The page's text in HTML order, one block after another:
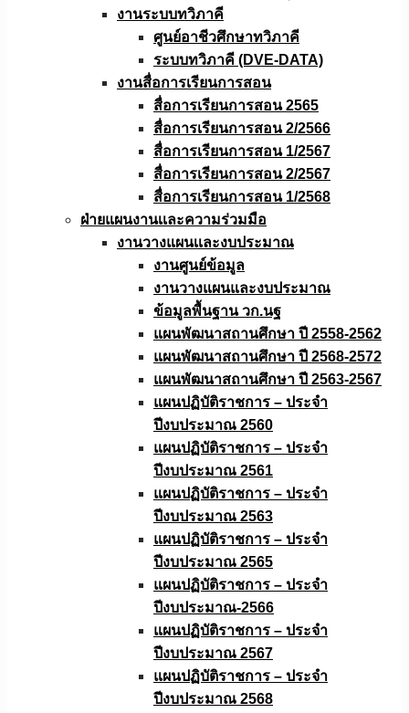
งานระบบทวิภาคี
ศูนย์อาชีวศึกษาทวิภาคี
ระบบทวิภาคี (DVE-DATA)
งานสื่อการเรียนการสอน
สื่อการเรียนการสอน 2565
สื่อการเรียนการสอน 2/2566
สื่อการเรียนการสอน 1/2567
สื่อการเรียนการสอน 2/2567
สื่อการเรียนการสอน 1/2568
ฝ่ายแผนงานเเละความร่วมมือ
งานวางแผนเเละงบประมาณ
งานศูนย์ข้อมูล
งานวางแผนและงบประมาณ
ข้อมูลพื้นฐาน วก.นฐ
แผนพัฒนาสถานศึกษา ปี 2558-2562
แผนพัฒนาสถานศึกษา ปี 2568-2572
แผนพัฒนาสถานศึกษา ปี 2563-2567
แผนปฏิบัติราชการ – ประจำ
ปีงบประมาณ 2560
แผนปฏิบัติราชการ – ประจำ
ปีงบประมาณ 2561
แผนปฏิบัติราชการ – ประจำ
ปีงบประมาณ 2563
แผนปฏิบัติราชการ – ประจำ
ปีงบประมาณ 2565
แผนปฏิบัติราชการ – ประจำ
ปีงบประมาณ-2566
แผนปฏิบัติราชการ – ประจำ
ปีงบประมาณ 2567
แผนปฏิบัติราชการ – ประจำ
ปีงบประมาณ 2568